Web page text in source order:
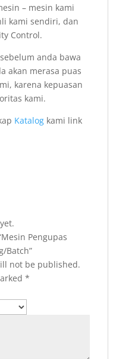
– mesin kami
kami sendiri, dan
Control.
anda bawa
akan merasa puas
karena kepuasan
kami.
Katalogkami link
Pengupas
Batch”
not be published.
*